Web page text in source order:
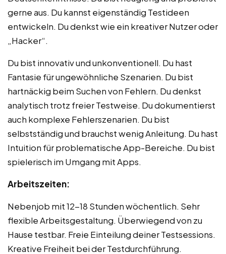
gerne aus. Du kannst eigenständig Testideen
entwickeln. Du denkst wie ein kreativer Nutzer oder
„Hacker“.
Du bist innovativ und unkonventionell. Du hast
Fantasie für ungewöhnliche Szenarien. Du bist
hartnäckig beim Suchen von Fehlern. Du denkst
analytisch trotz freier Testweise. Du dokumentierst
auch komplexe Fehlerszenarien. Du bist
selbstständig und brauchst wenig Anleitung. Du hast
Intuition für problematische App-Bereiche. Du bist
spielerisch im Umgang mit Apps.
Arbeitszeiten:
Nebenjob mit 12-18 Stunden wöchentlich. Sehr
flexible Arbeitsgestaltung. Überwiegend von zu
Hause testbar. Freie Einteilung deiner Testsessions.
Kreative Freiheit bei der Testdurchführung.